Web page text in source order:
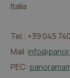
Italia
Tel.: +39 045
Mail:
PEC: